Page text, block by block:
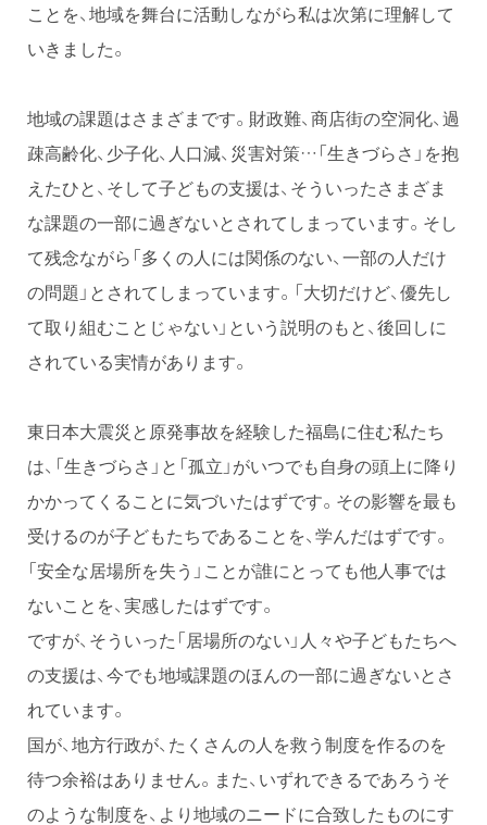
ことを、地域を舞台に活動しながら私は次第に理解して
いきました。
地域の課題はさまざまです。財政難、商店街の空洞化、過
疎高齢化、少子化、人口減、災害対策…「生きづらさ」を抱
えたひと、そして子どもの支援は、そういったさまざま
な課題の一部に過ぎないとされてしまっています。そし
て残念ながら「多くの人には関係のない、一部の人だけ
の問題」とされてしまっています。「大切だけど、優先し
て取り組むことじゃない」という説明のもと、後回しに
されている実情があります。
東日本大震災と原発事故を経験した福島に住む私たち
は、「生きづらさ」と「孤立」がいつでも自身の頭上に降り
かかってくることに気づいたはずです。その影響を最も
受けるのが子どもたちであることを、学んだはずです。
「安全な居場所を失う」ことが誰にとっても他人事では
ないことを、実感したはずです。
ですが、そういった「居場所のない」人々や子どもたちへ
の支援は、今でも地域課題のほんの一部に過ぎないとさ
れています。
国が、地方行政が、たくさんの人を救う制度を作るのを
待つ余裕はありません。また、いずれできるであろうそ
のような制度を、より地域のニードに合致したものにす